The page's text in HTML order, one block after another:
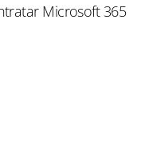
Microsoft 365